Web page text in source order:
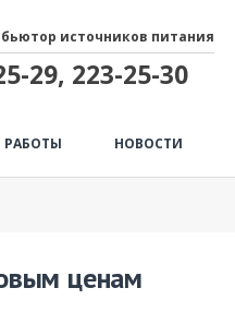
источников питания
29, 223-25-30
РАБОТЫ НОВОСТИ
ценам